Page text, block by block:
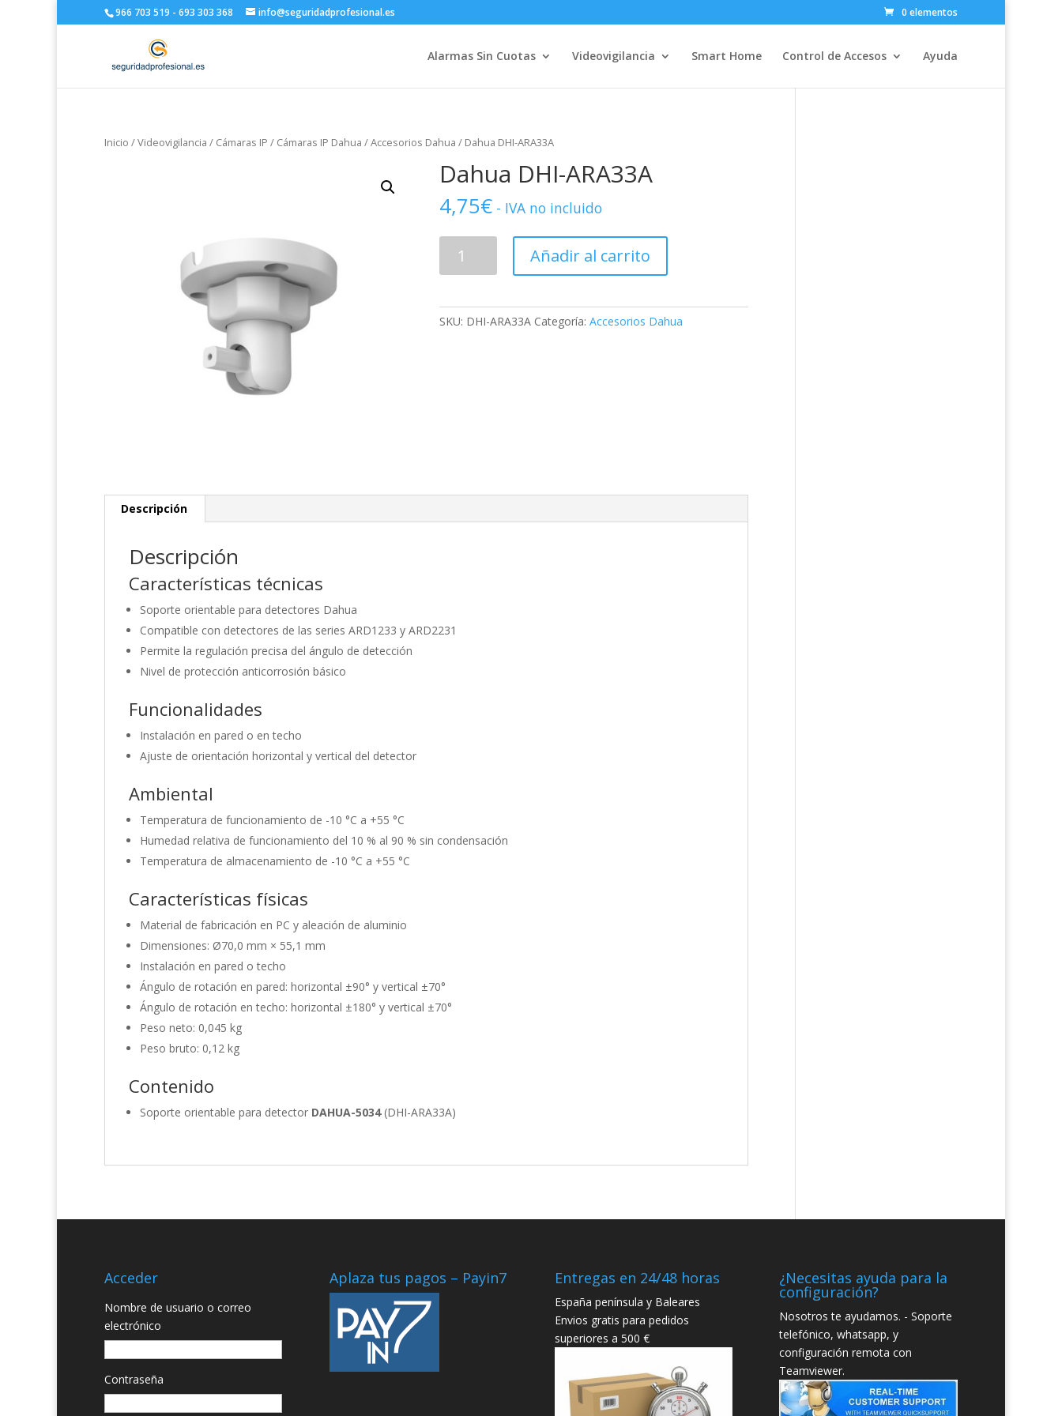
966 703 519 - 693 303 368 info@seguridadprofesional.es 0 elementos
Alarmas Sin Cuotas Videovigilancia Smart Home Control de Accesos Ayuda
Inicio /Videovigilancia / Cámaras IP / Cámaras IP Dahua /Accesorios Dahua / Dahua DHI-ARA33A
Dahua DHI-ARA33A
4,75€ - IVA no incluido
DHI-
Añadir al carrito
SKU: DHI-ARA33A Categoría:Accesorios Dahua
Descripción
Descripción
Características técnicas
Soporte orientable para detectores Dahua
Compatible con detectores de las series ARD1233 y ARD2231
Permite la regulación precisa del ángulo de detección
Nivel de protección anticorrosión básico
Funcionalidades
Instalación en pared o en techo
Ajuste de orientación horizontal y vertical del detector
Ambiental
Temperatura de funcionamiento de -10 °C a +55 °C
Humedad relativa de funcionamiento del 10 % al 90 % sin condensación
Temperatura de almacenamiento de -10 °C a +55 °C
Características físicas
Material de fabricación en PC y aleación de aluminio
Dimensiones: Ø70,0 mm × 55,1 mm
Instalación en pared o techo
Ángulo de rotación en pared: horizontal ±90° y vertical ±70°
Ángulo de rotación en techo: horizontal ±180° y vertical ±70°
Peso neto: 0,045 kg
Peso bruto: 0,12 kg
Contenido
Soporte orientable para detector DAHUA-5034(DHI-ARA33A)
Acceder
Nombre de usuario o correo
electrónico
Contraseña
Aplaza tus pagos – Payin7 Entregas en 24/48 horas
España península y Baleares
Envios gratis para pedidos
superiores a 500 €
¿Necesitas ayuda para la
configuración?
Nosotros te ayudamos. - Soporte
telefónico, whatsapp, y
configuración remota con
Teamviewer.